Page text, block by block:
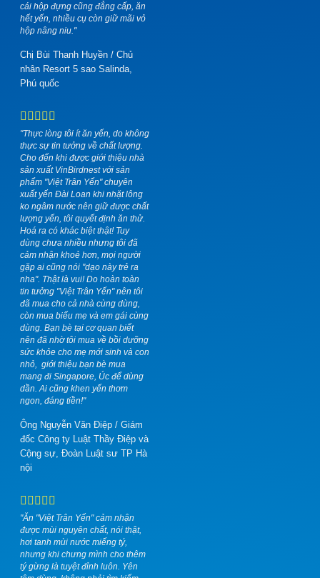
cái hộp đựng cũng đẳng cấp, ăn
hết yến, nhiều cụ còn giữ mãi vỏ
hộp nâng niu."
Chị Bùi Thanh Huyền / Chủ
nhân Resort 5 sao Salinda,
Phú quốc
"Thực lòng tôi ít ăn yến, do không
thực sự tin tưởng về chất lượng.
Cho đến khi được giới thiệu nhà
sản xuất VinBirdnest với sản
phẩm "Việt Trân Yến" chuyên
xuất yến Đài Loan khi nhặt lông
ko ngâm nước nên giữ được chất
lượng yến, tôi quyết định ăn thử.
Hoá ra có khác biệt thật! Tuy
dùng chưa nhiều nhưng tôi đã
cảm nhận khoẻ hơn, mọi người
gặp ai cũng nói "dạo này trẻ ra
nha". Thật là vui! Do hoàn toàn
tin tưởng "Việt Trân Yến" nên tôi
đã mua cho cả nhà cùng dùng,
còn mua biếu mẹ và em gái cùng
dùng. Bạn bè tại cơ quan biết
nên đã nhờ tôi mua về bồi dưỡng
sức khỏe cho mẹ mới sinh và con
nhỏ, giới thiệu bạn bè mua
mang đi Singapore, Úc để dùng
dần. Ai cũng khen yến thơm
ngon, đáng tiền!"
Ông Nguyễn Văn Điệp / Giám
đốc Công ty Luật Thầy Điệp và
Cộng sự, Đoàn Luật sư TP Hà
nội
"Ăn "Việt Trân Yến" cảm nhận
được mùi nguyên chất, nói thật,
hơi tanh mùi nước miếng tý,
nhưng khi chưng mình cho thêm
tý gừng là tuyệt đỉnh luôn. Yên